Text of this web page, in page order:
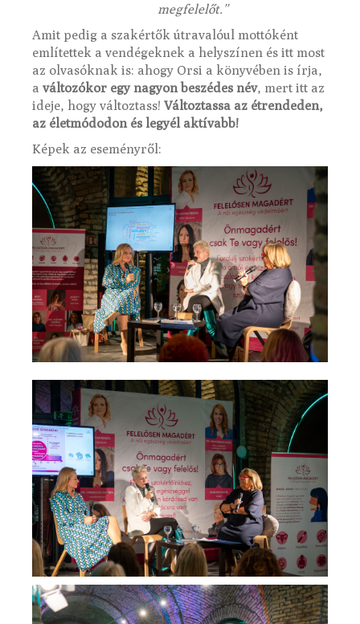
megfelelőt.”
Amit pedig a szakértők útravalóul mottóként
említettek a vendégeknek a helyszínen és itt most
az olvasóknak is: ahogy Orsi a könyvében is írja,
a változókor egy nagyon beszédes név, mert itt az
ideje, hogy változtass! Változtassa az étrendeden,
az életmódodon és legyél aktívabb!
Képek az eseményről: